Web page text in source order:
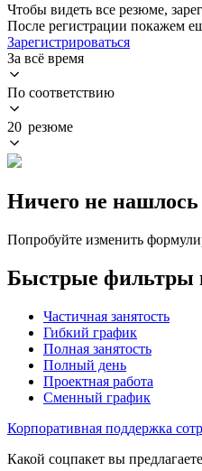
Чтобы видеть все резюме,
После регистрации покажем
Зарегистрироваться
За всё время
По соответствию
20 резюме
Ничего не нашлось
Попробуйте изменить
Быстрые фильтры
Частичная занятость
Гибкий график
Полная занятость
Полный день
Проектная работа
Сменный график
Корпоративная поддержка
Какой соцпакет вы